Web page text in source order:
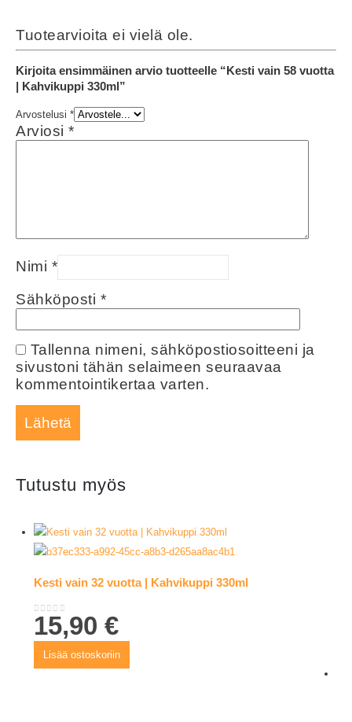
Tuotearvioita ei vielä ole.
Kirjoita ensimmäinen arvio tuotteelle “Kesti vain 58 vuotta
| Kahvikuppi 330ml”
Arvostelusi *
Arviosi *
Nimi *
Sähköposti *
Tallenna nimeni, sähköpostiosoitteeni ja
sivustoni tähän selaimeen seuraavaa
kommentointikertaa varten.
Tutustu myös
Kesti vain 32 vuotta | Kahvikuppi 330ml
0out of 5
15,90€
Lisää ostoskoriin